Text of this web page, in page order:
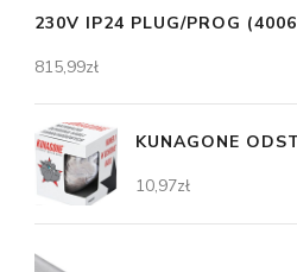
230V IP24 PLUG/PROG
815,99zł
KUNAGONE
10,97zł